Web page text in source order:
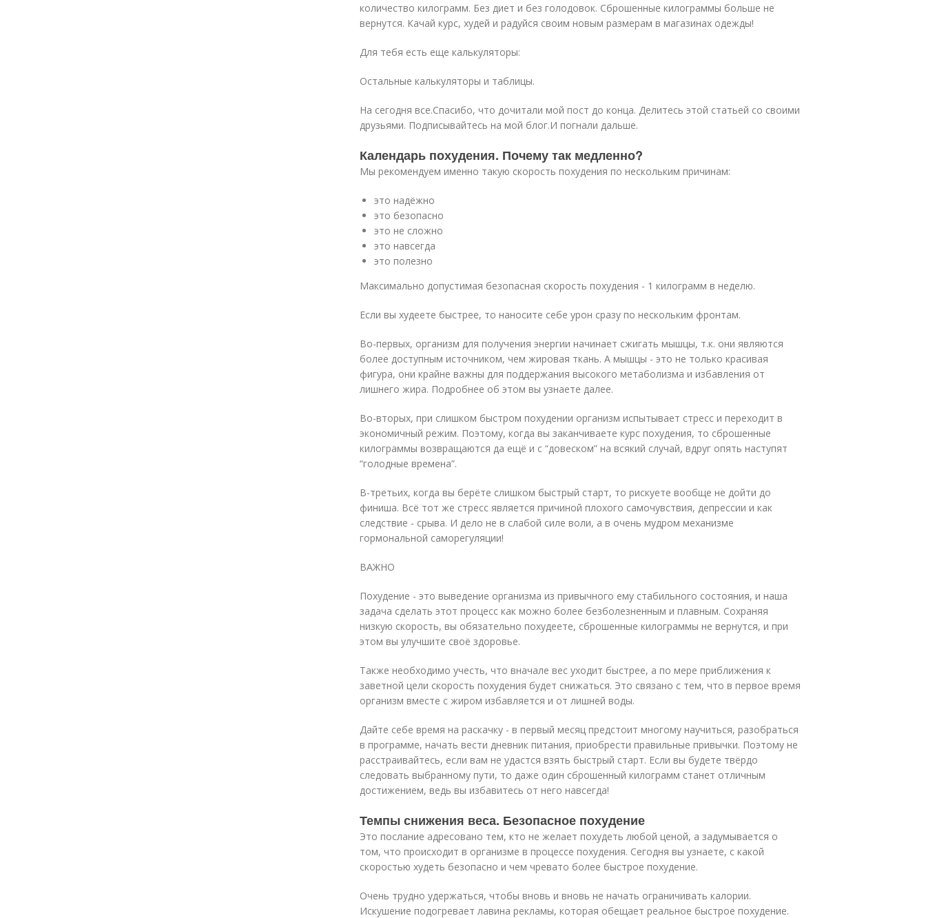
количество килограмм. Без диет и без голодовок. Сброшенные килограммы больше не
вернутся. Качай курс, худей и радуйся своим новым размерам в магазинах одежды!
Для тебя есть еще калькуляторы:
Остальные калькуляторы и таблицы.
На сегодня все.Спасибо, что дочитали мой пост до конца. Делитесь этой статьей со своими
друзьями. Подписывайтесь на мой блог.И погнали дальше.
Календарь похудения. Почему так медленно?
Мы рекомендуем именно такую скорость похудения по нескольким причинам:
это надёжно
это безопасно
это не сложно
это навсегда
это полезно
Максимально допустимая безопасная скорость похудения - 1 килограмм в неделю.
Если вы худеете быстрее, то наносите себе урон сразу по нескольким фронтам.
Во-первых, организм для получения энергии начинает сжигать мышцы, т.к. они являются
более доступным источником, чем жировая ткань. А мышцы - это не только красивая
фигура, они крайне важны для поддержания высокого метаболизма и избавления от
лишнего жира. Подробнее об этом вы узнаете далее.
Во-вторых, при слишком быстром похудении организм испытывает стресс и переходит в
экономичный режим. Поэтому, когда вы заканчиваете курс похудения, то сброшенные
килограммы возвращаются да ещё и с “довеском” на всякий случай, вдруг опять наступят
“голодные времена”.
В-третьих, когда вы берёте слишком быстрый старт, то рискуете вообще не дойти до
финиша. Всё тот же стресс является причиной плохого самочувствия, депрессии и как
следствие - срыва. И дело не в слабой силе воли, а в очень мудром механизме
гормональной саморегуляции!
ВАЖНО
Похудение - это выведение организма из привычного ему стабильного состояния, и наша
задача сделать этот процесс как можно более безболезненным и плавным. Сохраняя
низкую скорость, вы обязательно похудеете, сброшенные килограммы не вернутся, и при
этом вы улучшите своё здоровье.
Также необходимо учесть, что вначале вес уходит быстрее, а по мере приближения к
заветной цели скорость похудения будет снижаться. Это связано с тем, что в первое время
организм вместе с жиром избавляется и от лишней воды.
Дайте себе время на раскачку - в первый месяц предстоит многому научиться, разобраться
в программе, начать вести дневник питания, приобрести правильные привычки. Поэтому не
расстраивайтесь, если вам не удастся взять быстрый старт. Если вы будете твёрдо
следовать выбранному пути, то даже один сброшенный килограмм станет отличным
достижением, ведь вы избавитесь от него навсегда!
Темпы снижения веса. Безопасное похудение
Это послание адресовано тем, кто не желает похудеть любой ценой, а задумывается о
том, что происходит в организме в процессе похудения. Сегодня вы узнаете, с какой
скоростью худеть безопасно и чем чревато более быстрое похудение.
Очень трудно удержаться, чтобы вновь и вновь не начать ограничивать калории.
Искушение подогревает лавина рекламы, которая обещает реальное быстрое похудение.